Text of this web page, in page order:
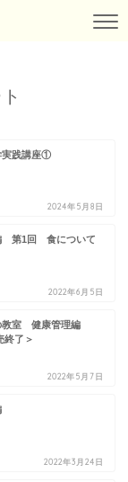
実践講座①
2024年5月8日
第1回 食について
2022年6月5日
教室 健康管理編
了＞
2022年5月7日
2022年3月24日